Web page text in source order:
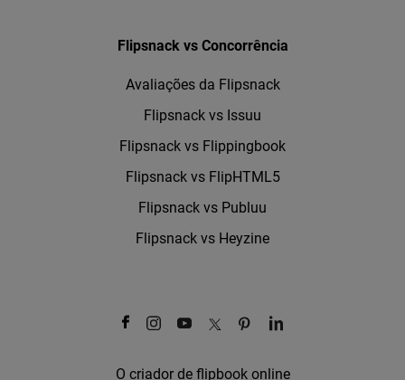
Flipsnack vs Concorrência
Avaliações da Flipsnack
Flipsnack vs Issuu
Flipsnack vs Flippingbook
Flipsnack vs FlipHTML5
Flipsnack vs Publuu
Flipsnack vs Heyzine
O criador de flipbook online